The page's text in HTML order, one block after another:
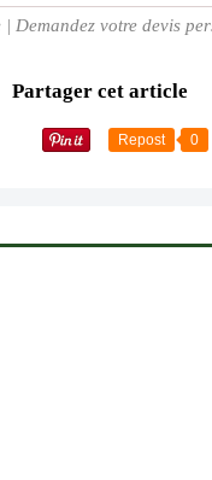
Demandez votre devis
Partager cet article
Repost 0